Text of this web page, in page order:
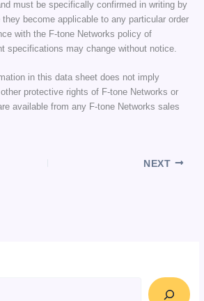
must be specifically confirmed in writing by
they become applicable to any particular order
with the F-tone Networks policy of
specifications may change without notice.
in this data sheet does not imply
protective rights of F-tone Networks or
available from any F-tone Networks sales
NEXT